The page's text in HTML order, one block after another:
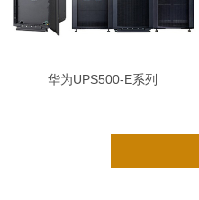
华为UPS500-E系列